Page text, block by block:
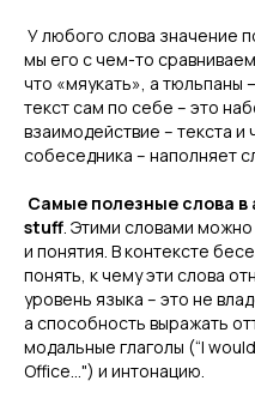
У любого слова значение
мы его с чем-то
что «мяукать», а
текст сам по себе – это
взаимодействие – текста и
собеседника – наполняет
Самые полезные слова в
stuff . Этими словами
и понятия. В контексте
понять, к чему эти слова
уровень языка – это не
а способность выражать
модальные глаголы (“I
Office...") и интонацию.